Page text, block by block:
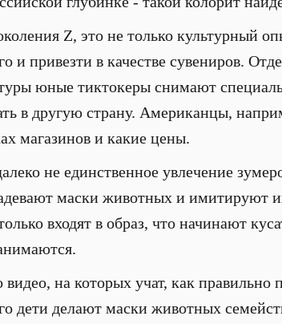
Z, это не только культурный
и привезти в качестве сувениров.
юные тиктокеры снимают
в другую страну. Американцы,
магазинов и какие цены.
не единственное увлечение
маски животных и имитируют
входят в образ, что начинают
на которых учат, как правильно
дети делают маски животных